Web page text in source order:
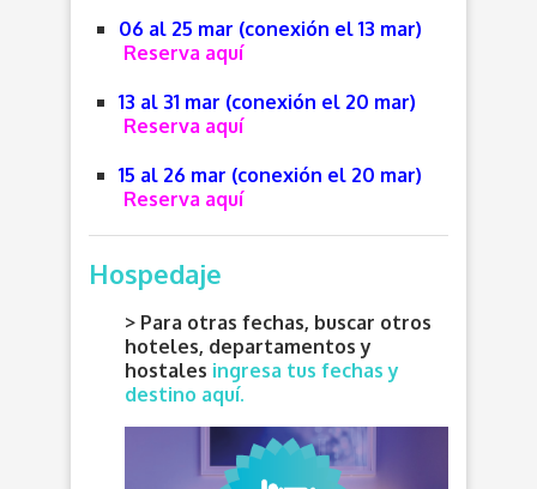
06 al 25 mar (conexión el 13 mar)
Reserva aquí
13 al 31 mar (conexión el 20 mar)
Reserva aquí
15 al 26 mar (conexión el 20 mar)
Reserva aquí
Hospedaje
> Para otras fechas, buscar otros
hoteles, departamentos y
hostales ingresa tus fechas y
destino aquí.